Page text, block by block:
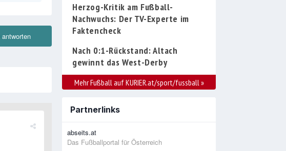
Herzog-Kritik am Fußball-
Nachwuchs: Der TV-Experte im
Faktencheck
Nach 0:1-Rückstand: Altach
gewinnt das West-Derby
Mehr Fußball auf KURIER.at/sport/fussball »
Partnerlinks
abseits.at
Das Fußballportal für Österreich